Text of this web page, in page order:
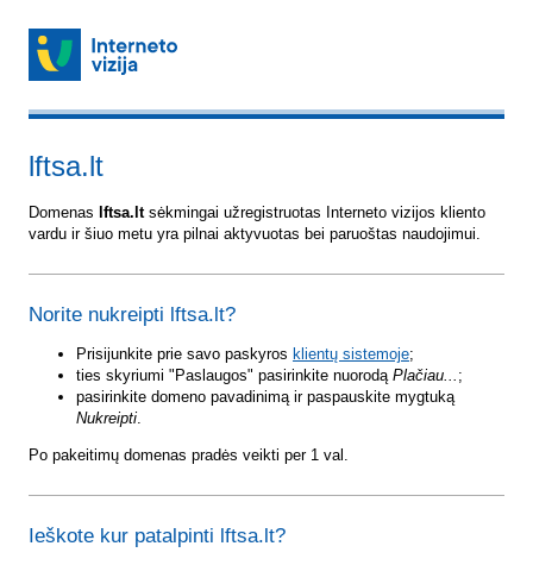
lftsa.lt
Domenas lftsa.ltsėkmingai užregistruotas Interneto vizijos kliento
vardu ir šiuo metu yra pilnai aktyvuotas bei paruoštas naudojimui.
Norite nukreipti lftsa.lt?
Prisijunkite prie savo paskyros klientų sistemoje;
ties skyriumi "Paslaugos" pasirinkite nuorodą Plačiau... ;
pasirinkite domeno pavadinimą ir paspauskite mygtuką
Nukreipti.
Po pakeitimų domenas pradės veikti per 1 val.
Ieškote kur patalpinti lftsa.lt?